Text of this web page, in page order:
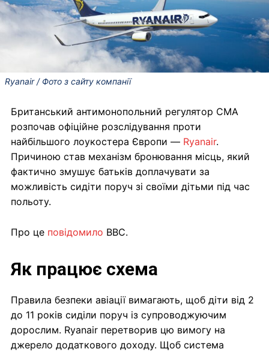
Ryanair / Фото з сайту компанії
Британський антимонопольний регулятор CMA
розпочав офіційне розслідування проти
найбільшого лоукостера Європи — Ryanair.
Причиною став механізм бронювання місць, який
фактично змушує батьків доплачувати за
можливість сидіти поруч зі своїми дітьми під час
польоту.
Про це повідомило BBC.
Як працює схема
Правила безпеки авіації вимагають, щоб діти від 2
до 11 років сиділи поруч із супроводжуючим
дорослим. Ryanair перетворив цю вимогу на
джерело додаткового доходу. Щоб система